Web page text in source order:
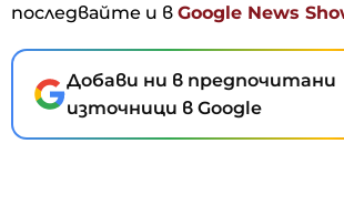
последвайте и в Google News
Добави ни в предпочитани
източници в Google